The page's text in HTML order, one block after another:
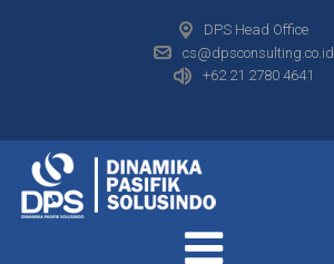
DPS Head Office
cs@dpsconsulting.co.id
+62 21 2780 4641